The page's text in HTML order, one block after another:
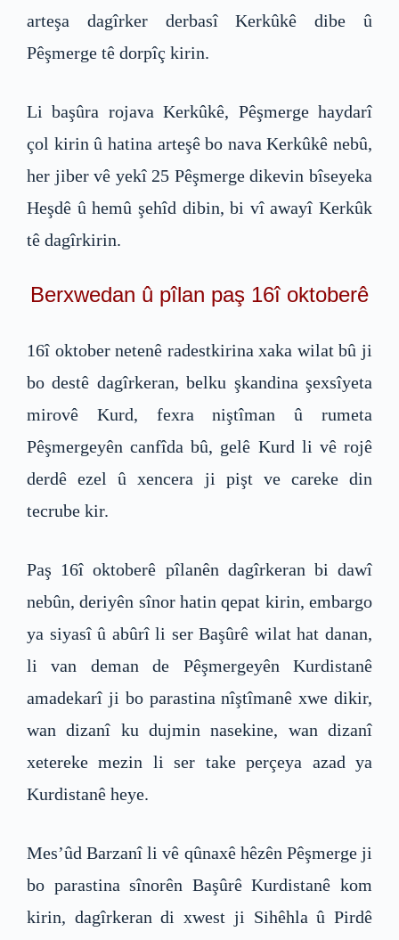
arteşa dagîrker derbasî Kerkûkê dibe û
Pêşmerge tê dorpîç kirin.
Li başûra rojava Kerkûkê, Pêşmerge haydarî
çol kirin û hatina arteşê bo nava Kerkûkê nebû,
her jiber vê yekî 25 Pêşmerge dikevin bîseyeka
Heşdê û hemû şehîd dibin, bi vî awayî Kerkûk
tê dagîrkirin.
Berxwedan û pîlan paş 16î oktoberê
16î oktober netenê radestkirina xaka wilat bû ji
bo destê dagîrkeran, belku şkandina şexsîyeta
mirovê Kurd, fexra niştîman û rumeta
Pêşmergeyên canfîda bû, gelê Kurd li vê rojê
derdê ezel û xencera ji pişt ve careke din
tecrube kir.
Paş 16î oktoberê pîlanên dagîrkeran bi dawî
nebûn, deriyên sînor hatin qepat kirin, embargo
ya siyasî û abûrî li ser Başûrê wilat hat danan,
li van deman de Pêşmergeyên Kurdistanê
amadekarî ji bo parastina nîştîmanê xwe dikir,
wan dizanî ku dujmin nasekine, wan dizanî
xetereke mezin li ser take perçeya azad ya
Kurdistanê heye.
Mes’ûd Barzanî li vê qûnaxê hêzên Pêşmerge ji
bo parastina sînorên Başûrê Kurdistanê kom
kirin, dagîrkeran di xwest ji Sihêhla û Pirdê